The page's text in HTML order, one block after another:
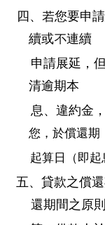
四、若您要申
續或不連續
申請展延，但
清逾期本
息、違約金，
您，於償還期
起算日（即起
五、貸款之償
還期間之原